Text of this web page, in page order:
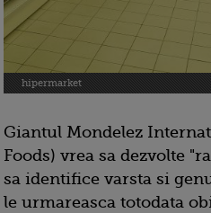
hipermarket
Giantul Mondelez
Foods) vrea sa dezvolte
sa identifice varsta si
le urmareasca totodata